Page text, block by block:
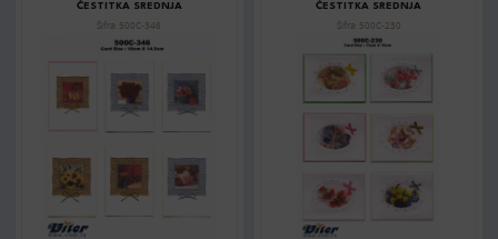
ČESTITKA SREDNJA
Šifra: 500C-346
ČESTITKA SREDNJA
Šifra: 500C-230